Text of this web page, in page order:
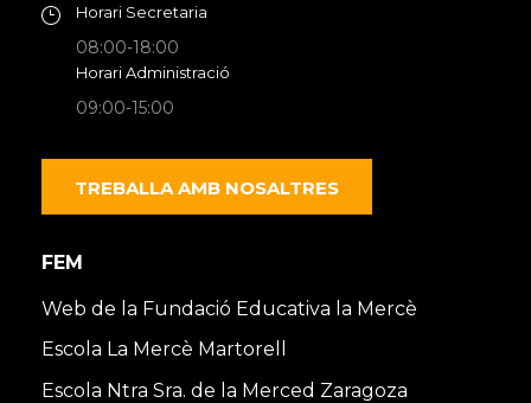
Horari Secretaria
08:00-18:00
Horari Administració
09:00-15:00
TREBALLA AMB NOSALTRES
FEM
Web de la Fundació Educativa la Mercè
Escola La Mercè Martorell
Escola Ntra Sra. de la Merced Zaragoza